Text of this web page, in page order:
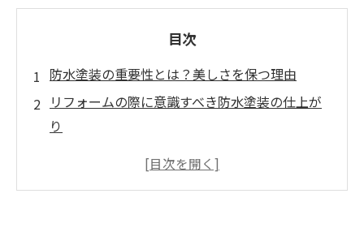
目次
防水塗装の重要性とは？美しさを保つ理由
リフォームの際に意識すべき防水塗装の仕上が
り
防水塗装を美しく保つための基本的なお手入れ